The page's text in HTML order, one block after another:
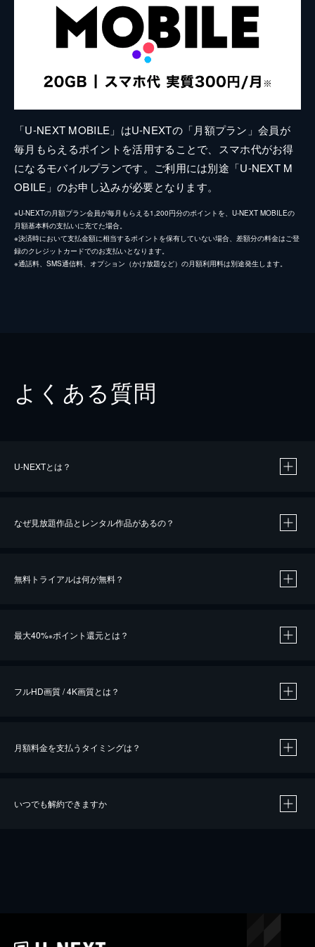
「U-NEXT MOBILE」はU-NEXTの「月額プラン」会員が
毎月もらえるポイントを活用することで、スマホ代がお得
になるモバイルプランです。ご利用には別途「U-NEXT M
OBILE」のお申し込みが必要となります。
※U-NEXTの月額プラン会員が毎月もらえる1,200円分のポイントを、U-NEXT MOBILEの
月額基本料の支払いに充てた場合。
※決済時において支払金額に相当するポイントを保有していない場合、差額分の料金はご登
録のクレジットカードでのお支払いとなります。
※通話料、SMS通信料、オプション（かけ放題など）の月額利用料は別途発生します。
よくある質問
U-NEXTとは？
なぜ見放題作品とレンタル作品があるの？
無料トライアルは何が無料？
最大40%※ポイント還元とは？
※40％ポイント還元の対象は、クレジットカード決済による作品の購入 / レンタルです。
iOSアプリのUコイン決済による作品の購入 / レンタルは、20％のポイント還元です。
フルHD画質 / 4K画質とは？
月額料金を支払うタイミングは？
いつでも解約できますか